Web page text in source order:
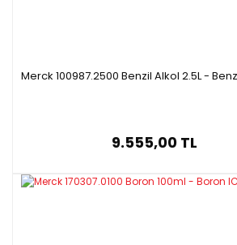
Merck 100987.2500 Benzil Alkol 2.5L -
9.555,00 TL